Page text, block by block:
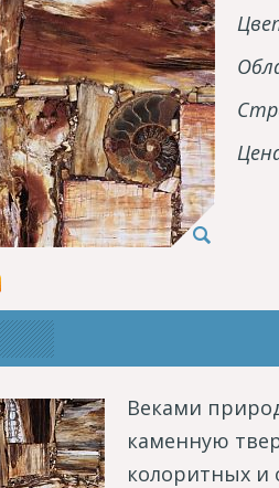
Веками
каменную
колоритных и